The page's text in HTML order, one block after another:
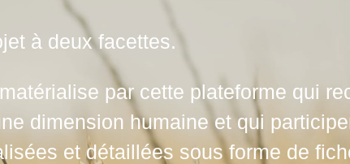
à deux facettes.
par cette plateforme qui
dimension humaine et qui
et détaillées sous forme de